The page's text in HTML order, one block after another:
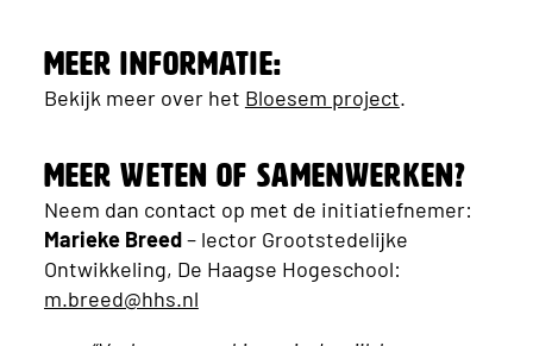
Meer informatie:
Bekijk meer over het Bloesem project
Meer weten of samenwerken?
Neem dan contact op met de initiatiefnemer:
Marieke Breed– lector Grootstedelijke
Ontwikkeling, De Haagse Hogeschool:
m.breed@hhs.nl